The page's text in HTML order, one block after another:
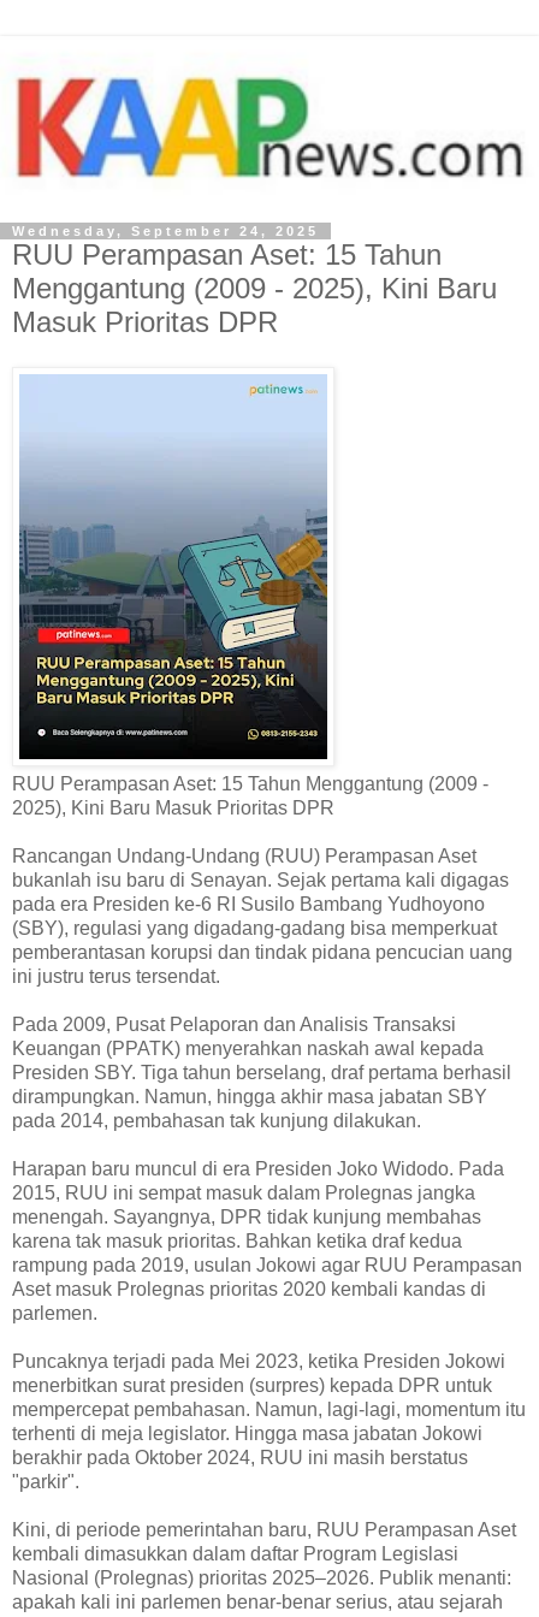
Wednesday, September 24, 2025
RUU Perampasan Aset: 15 Tahun
Menggantung (2009 - 2025), Kini Baru
Masuk Prioritas DPR
RUU Perampasan Aset: 15 Tahun Menggantung (2009 -
2025), Kini Baru Masuk Prioritas DPR
Rancangan Undang-Undang (RUU) Perampasan Aset
bukanlah isu baru di Senayan. Sejak pertama kali digagas
pada era Presiden ke-6 RI Susilo Bambang Yudhoyono
(SBY), regulasi yang digadang-gadang bisa memperkuat
pemberantasan korupsi dan tindak pidana pencucian uang
ini justru terus tersendat.
Pada 2009, Pusat Pelaporan dan Analisis Transaksi
Keuangan (PPATK) menyerahkan naskah awal kepada
Presiden SBY. Tiga tahun berselang, draf pertama berhasil
dirampungkan. Namun, hingga akhir masa jabatan SBY
pada 2014, pembahasan tak kunjung dilakukan.
Harapan baru muncul di era Presiden Joko Widodo. Pada
2015, RUU ini sempat masuk dalam Prolegnas jangka
menengah. Sayangnya, DPR tidak kunjung membahas
karena tak masuk prioritas. Bahkan ketika draf kedua
rampung pada 2019, usulan Jokowi agar RUU Perampasan
Aset masuk Prolegnas prioritas 2020 kembali kandas di
parlemen.
Puncaknya terjadi pada Mei 2023, ketika Presiden Jokowi
menerbitkan surat presiden (surpres) kepada DPR untuk
mempercepat pembahasan. Namun, lagi-lagi, momentum itu
terhenti di meja legislator. Hingga masa jabatan Jokowi
berakhir pada Oktober 2024, RUU ini masih berstatus
"parkir".
Kini, di periode pemerintahan baru, RUU Perampasan Aset
kembali dimasukkan dalam daftar Program Legislasi
Nasional (Prolegnas) prioritas 2025–2026. Publik menanti:
apakah kali ini parlemen benar-benar serius, atau sejarah